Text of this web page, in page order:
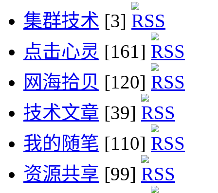
集群技术 [3]
点击心灵 [161]
网海拾贝 [120]
技术文章 [39]
我的随笔 [110]
资源共享 [99]